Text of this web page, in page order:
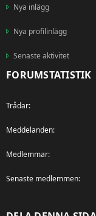
Nya inlägg
Nya profilinlägg
Senaste aktivitet
FORUMSTATISTIK
Trådar
Meddelanden
Medlemmar
Senaste medlemmen